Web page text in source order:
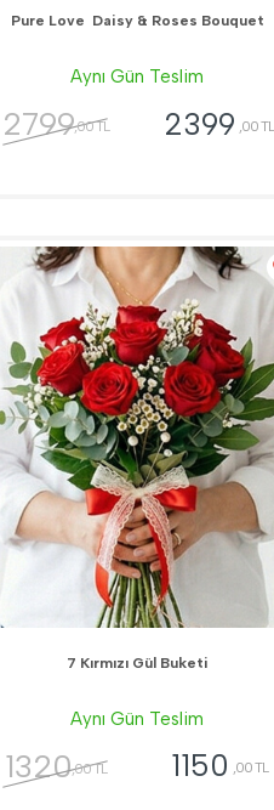
Pure Love  Daisy & Roses Bouquet
Aynı Gün Teslim
2799,00 TL 2399 ,00 TL
7 Kırmızı Gül Buketi
Aynı Gün Teslim
1320,00 TL 1150 ,00 TL